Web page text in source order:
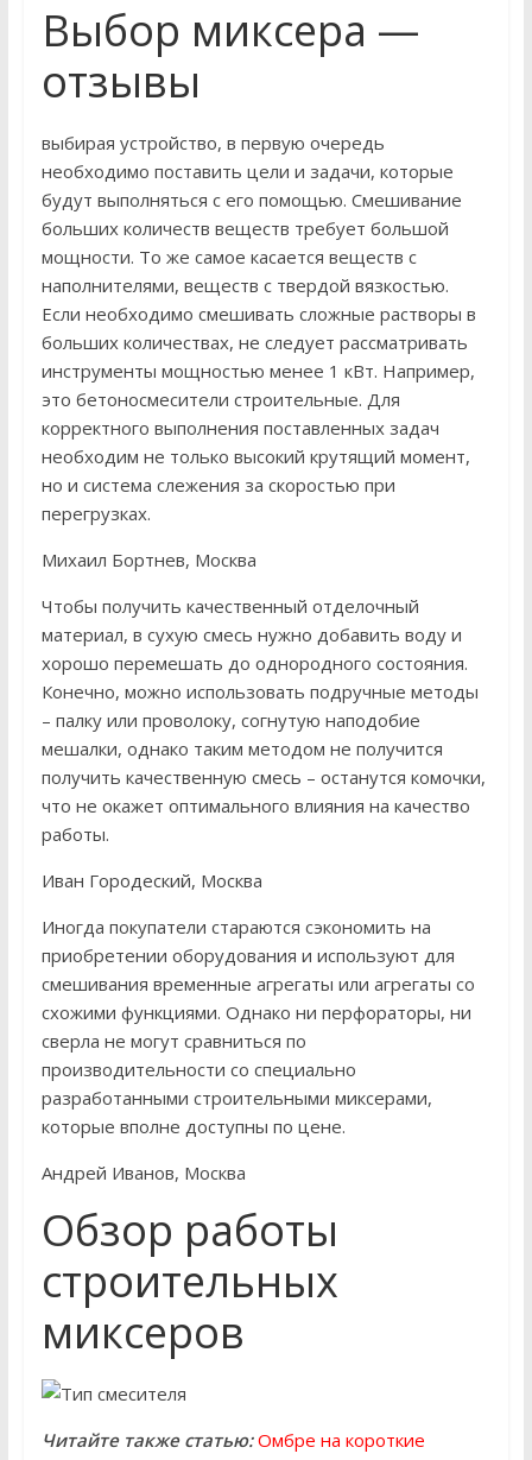
Выбор миксера —
отзывы
выбирая устройство, в первую очередь
необходимо поставить цели и задачи, которые
будут выполняться с его помощью. Смешивание
больших количеств веществ требует большой
мощности. То же самое касается веществ с
наполнителями, веществ с твердой вязкостью.
Если необходимо смешивать сложные растворы в
больших количествах, не следует рассматривать
инструменты мощностью менее 1 кВт. Например,
это бетоносмесители строительные. Для
корректного выполнения поставленных задач
необходим не только высокий крутящий момент,
но и система слежения за скоростью при
перегрузках.
Михаил Бортнев, Москва
Чтобы получить качественный отделочный
материал, в сухую смесь нужно добавить воду и
хорошо перемешать до однородного состояния.
Конечно, можно использовать подручные методы
– палку или проволоку, согнутую наподобие
мешалки, однако таким методом не получится
получить качественную смесь – останутся комочки,
что не окажет оптимального влияния на качество
работы.
Иван Городеский, Москва
Иногда покупатели стараются сэкономить на
приобретении оборудования и используют для
смешивания временные агрегаты или агрегаты со
схожими функциями. Однако ни перфораторы, ни
сверла не могут сравниться по
производительности со специально
разработанными строительными миксерами,
которые вполне доступны по цене.
Андрей Иванов, Москва
Обзор работы
строительных
миксеров
Читайте также статью: Омбре на короткие